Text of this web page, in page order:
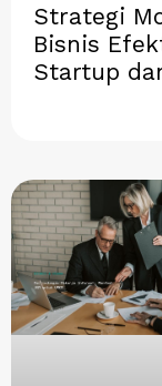
Strategi
Bisnis
Startup